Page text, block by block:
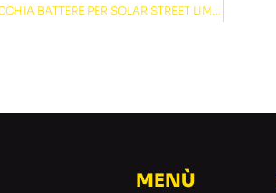
24V 40AH F NIMH PACCHIA BATTERE PER SOLAR STREET LIMINE
MENÙ